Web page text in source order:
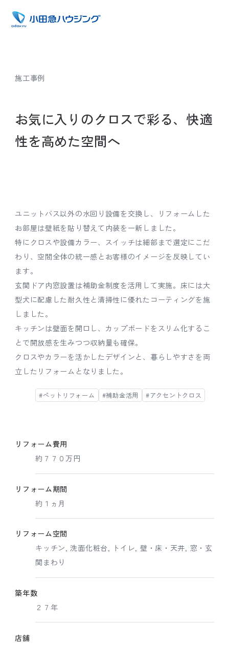
施工事例
お気に入りのクロスで彩る、快適
性を高めた空間へ
ユニットバス以外の水回り設備を交換し、リフォームした
お部屋は壁紙を貼り替えて内装を一新しました。
特にクロスや設備カラー、スイッチは細部まで選定にこだ
わり、空間全体の統一感とお客様のイメージを反映してい
ます。
玄関ドア内窓設置は補助金制度を活用して実施。床には大
型犬に配慮した耐久性と清掃性に優れたコーティングを施
しました。
キッチンは壁面を開口し、カップボードをスリム化するこ
とで開放感を生みつつ収納量も確保。
クロスやカラーを活かしたデザインと、暮らしやすさを両
立したリフォームとなりました。
#ペットリフォーム #補助金活用 #アクセントクロス
リフォーム費用
約７７０万円
リフォーム期間
約１ヵ月
リフォーム空間
キッチン, 洗面化粧台, トイレ, 壁・床・天井, 窓・玄
関まわり
築年数
２７年
店舗